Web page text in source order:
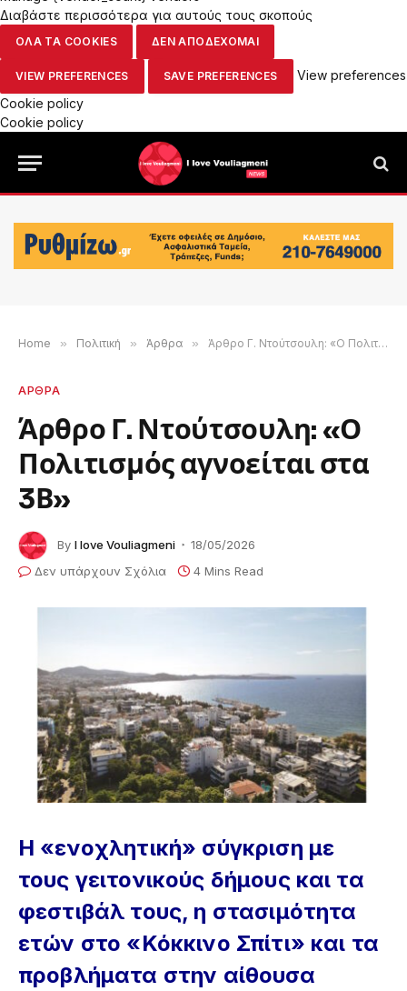
Διαβάστε περισσότερα για αυτούς τους σκοπούς
ΟΛΑ ΤΑ COOKIES ΔΕΝ ΑΠΟΔΕΧΟΜΑΙ
VIEW PREFERENCES SAVE PREFERENCES
View preferences
Cookie policy
Cookie policy
Home » Πολιτική » Άρθρα » Άρθρο Γ. Ντούτσουλη: «Ο Πολιτισμός αγνοείται στα 3Β»
ΑΡΘΡΑ
Άρθρο Γ. Ντούτσουλη: «Ο
Πολιτισμός αγνοείται στα
3Β»
By I love Vouliagmeni
18/05/2026
Δεν υπάρχουν Σχόλια
4 Mins Read
Η «ενοχλητική» σύγκριση με
τους γειτονικούς δήμους και τα
φεστιβάλ τους, η στασιμότητα
ετών στο «Κόκκινο Σπίτι» και τα
προβλήματα στην αίθουσα